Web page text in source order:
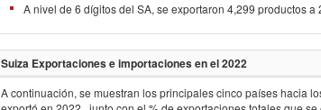
A nivel de 6 dígitos del SA, se exportaron 4,299 productos
Suiza Exportaciones e importaciones en el2022
A continuación, se muestran los principales cinco países hacia